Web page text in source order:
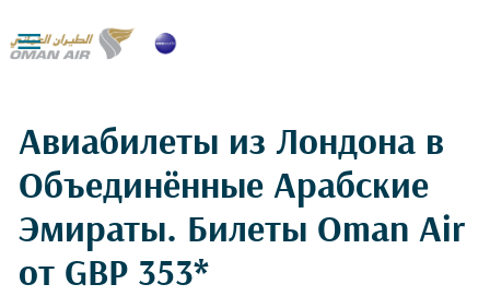

Авиабилеты из Лондона в
Объединённые Арабские
Эмираты. Билеты Oman Air
от GBP 353*